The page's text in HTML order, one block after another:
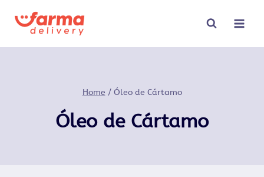
para
Home / Óleo de Cártamo
Óleo de Cártamo